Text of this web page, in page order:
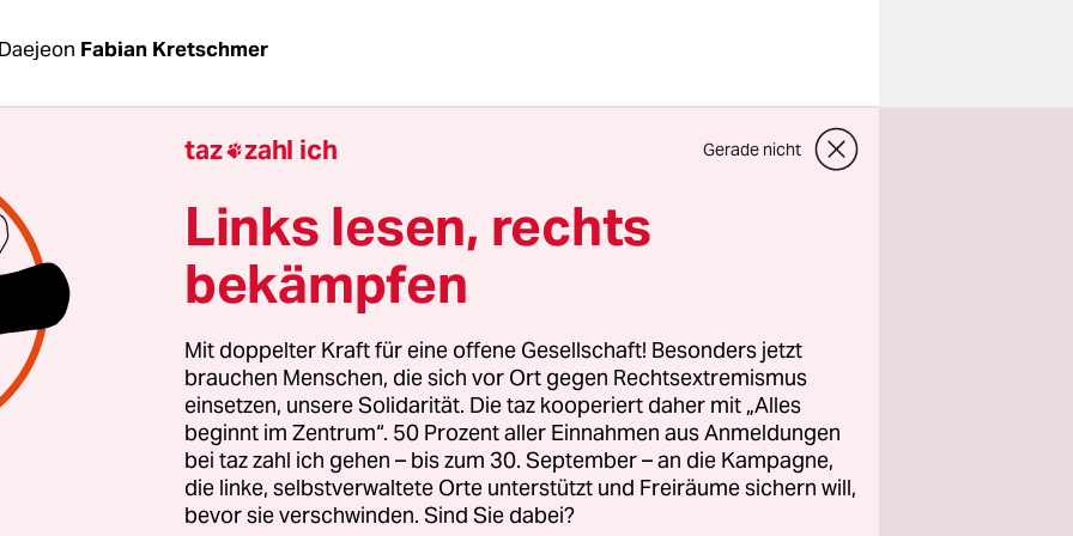
Fabian Kretschmer
größte Kollaboration in der Menschheitsgeschichte:
Autoren schreiben in mehr als 100 Sprachen an
Enzyklopädie Wikipedia mit. Schwer vorzustellen, dass wir
sie auskommen sollten. Doch genau das behauptet
„Wenn wir nichts gegen die wachsende Ungleichheit
könnte Wikipedia schon bald zusammenbrechen.“
des 29-jährigen Physikers liegt rund anderthalb
südlich von Seoul. Das Korea Advanced Institute for
Technology (Kaist) gleicht einem akademischen
inmitten der koreanischen Vorstadttristesse: Die
sind hier länger als Zigarettenpausen, die Parkplätze so
taz zahl ich Gerade nicht
Links lesen, rechts
bekämpfen
Mit doppelter Kraft für eine offene Gesellschaft! Besonders jetzt
brauchen Menschen, die sich vor Ort gegen Rechtsextremismus
einsetzen, unsere Solidarität. Die taz kooperiert daher mit „Alles
beginnt im Zentrum“. 50 Prozent aller Einnahmen aus Anmeldungen
bei taz zahl ich gehen – bis zum 30. September – an die Kampagne,
die linke, selbstverwaltete Orte unterstützt und Freiräume sichern will,
bevor sie verschwinden. Sind Sie dabei?